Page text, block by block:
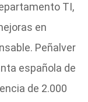
TI,
en
Peñalver
española de
de 2.000